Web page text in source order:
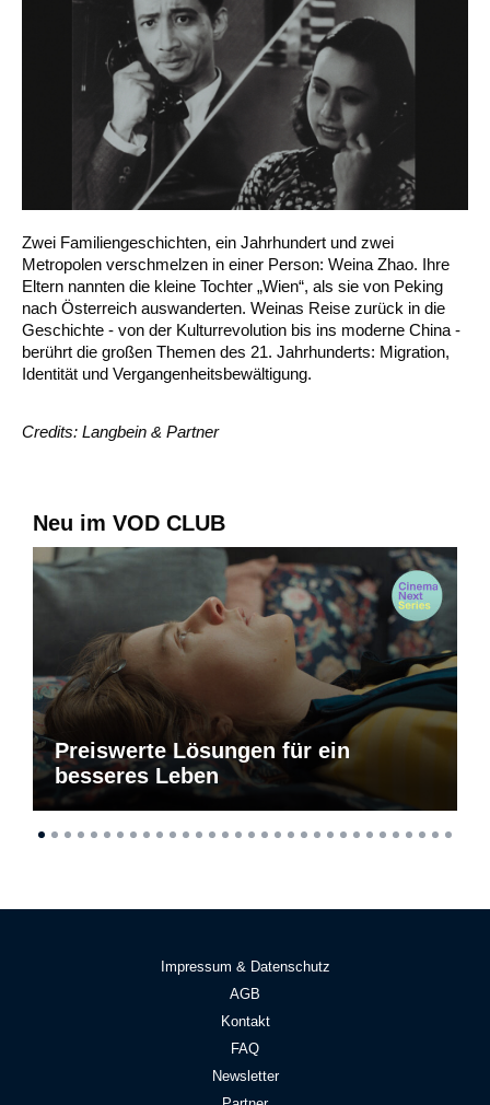
Zwei Familiengeschichten, ein Jahrhundert und zwei
Metropolen verschmelzen in einer Person: Weina Zhao. Ihre
Eltern nannten die kleine Tochter „Wien“, als sie von Peking
nach Österreich auswanderten. Weinas Reise zurück in die
Geschichte - von der Kulturrevolution bis ins moderne China -
berührt die großen Themen des 21. Jahrhunderts: Migration,
Identität und Vergangenheitsbewältigung.
Credits: Langbein & Partner
Neu im VOD CLUB
Preiswerte Lösungen für ein
besseres Leben
Impressum & Datenschutz
AGB
Kontakt
FAQ
Newsletter